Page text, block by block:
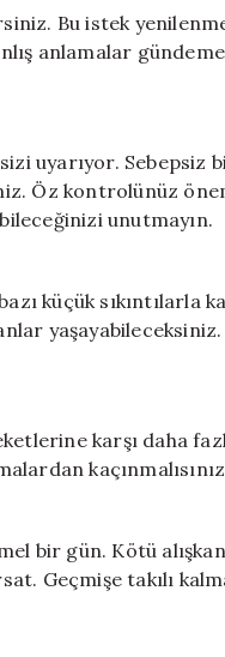
Bu istek
anlamalar
uyarıyor. Sebepsiz
Öz kontrolünüz
unutmayın.
küçük sıkıntılarla
karşı daha
bir gün. Kötü
Geçmişe takılı